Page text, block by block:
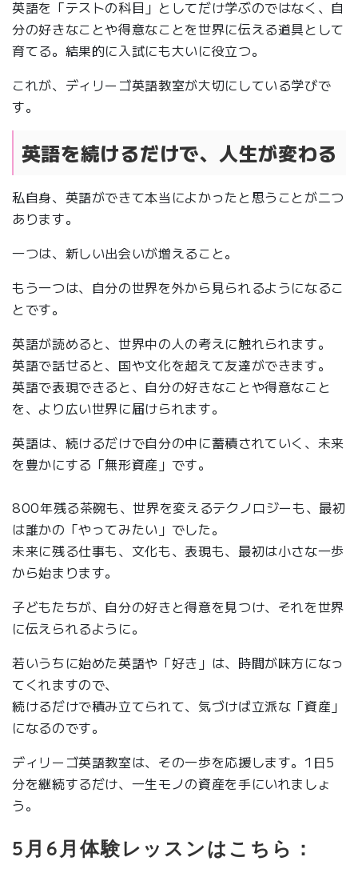
英語を「テストの科目」としてだけ学ぶのではなく、自
分の好きなことや得意なことを世界に伝える道具として
育てる。結果的に入試にも大いに役立つ。
これが、ディリーゴ英語教室が大切にしている学びで
す。
英語を続けるだけで、人生が変わる
私自身、英語ができて本当によかったと思うことが二つ
あります。
一つは、新しい出会いが増えること。
もう一つは、自分の世界を外から見られるようになるこ
とです。
英語が読めると、世界中の人の考えに触れられます。
英語で話せると、国や文化を超えて友達ができます。
英語で表現できると、自分の好きなことや得意なこと
を、より広い世界に届けられます。
英語は、続けるだけで自分の中に蓄積されていく、未来
を豊かにする「無形資産」です。
800年残る茶碗も、世界を変えるテクノロジーも、最初
は誰かの「やってみたい」でした。
未来に残る仕事も、文化も、表現も、最初は小さな一歩
から始まります。
子どもたちが、自分の好きと得意を見つけ、それを世界
に伝えられるように。
若いうちに始めた英語や「好き」は、時間が味方になっ
てくれますので、
続けるだけで積み立てられて、気づけば立派な「資産」
になるのです。
ディリーゴ英語教室は、その一歩を応援します。1日5
分を継続するだけ、一生モノの資産を手にいれましょ
う。
5月6月体験レッスンはこちら：